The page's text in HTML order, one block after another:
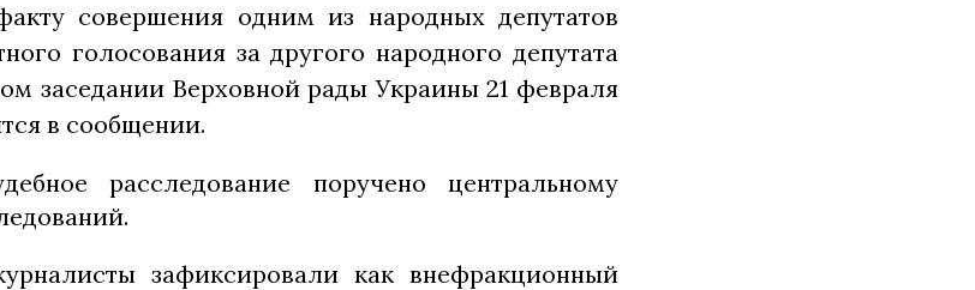
совершения одним из народных депутатов
голосования за другого народного депутата
заседании Верховной рады Украины 21 февраля
в сообщении.
расследование поручено центральному
зафиксировали как внефракционный